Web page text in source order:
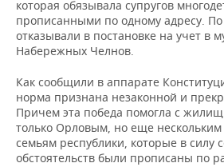
которая обязывала супругов
прописанными по одному адресу.
отказывали в постановке на учет в
Набережных Челнов.
Как сообщили в аппарате
норма признана незаконной и
Причем эта победа помогла с
только Орловым, но еще
семьям республики, которые в силу
обстоятельств были прописаны по